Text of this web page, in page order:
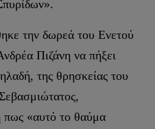
την δωρεά του Ενετού
Πιζάνη να πήξει
της θρησκείας του
πως «αυτό το θαύμα